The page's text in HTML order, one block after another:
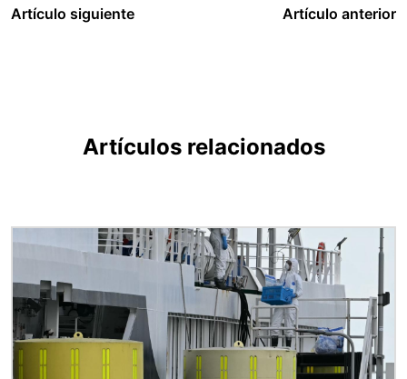
Artículo siguiente Artículo anterior
Artículos relacionados
Imagen